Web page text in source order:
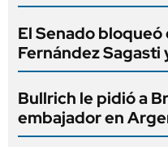
El Senado
Fernández Sagasti
Bullrich le pidió a
embajador en